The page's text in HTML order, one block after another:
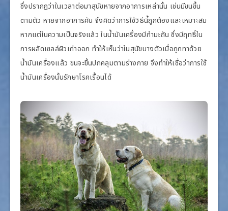
ซึ่งปรากฎว่าในเวลาต่อมาสุนัขหายจากอาการเหล่านั้น เช่นมีขนขึ้น
ตามตัว หายจากอาการคัน จึงคิดว่าการใช้วิธีนี้ถูกต้องและเหมาะสม
หากแต่ในความเป็นจริงแล้ว ในน้ำมันเครื่องมีกำมะถัน ซึ่งมีฤทธิ์ใน
การผลัดเซลล์ผิวเก่าออก ทำให้เห็นว่าในสุนัขบางตัวเมื่อถูกทาด้วย
น้ำมันเครื่องแล้ว ขนจะขึ้นปกคลุมตามร่างกาย จึงทำให้เชื่อว่าการใช้
น้ำมันเครื่องนั้นรักษาโรคเรื้อนได้